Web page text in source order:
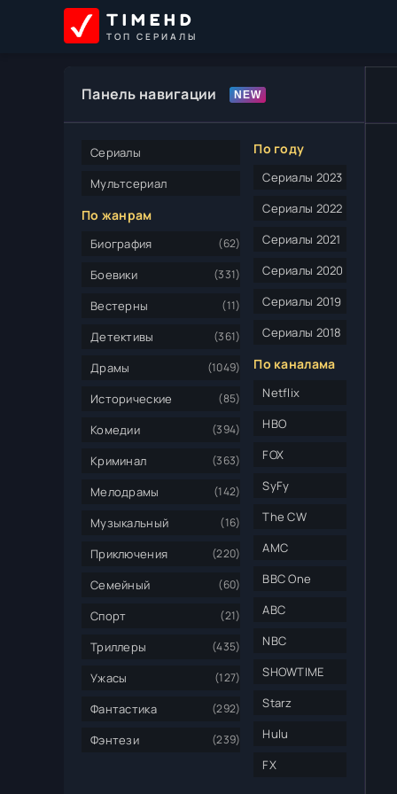
TIMEHD
ТОП СЕРИАЛЫ
Панель навигации
Сериалы
Мультсериал
По жанрам
Биография (62)
Боевики (331)
Вестерны (11)
Детективы (361)
Драмы (1049)
Исторические (85)
Комедии (394)
Криминал (363)
Мелодрамы (142)
Музыкальный (16)
Приключения (220)
Семейный (60)
Спорт (21)
Триллеры (435)
Ужасы (127)
Фантастика (292)
Фэнтези (239)
По году
Сериалы 2023
Сериалы 2022
Сериалы 2021
Сериалы 2020
Сериалы 2019
Сериалы 2018
По каналама
Netflix
HBO
FOX
SyFy
The CW
AMC
BBC One
ABC
NBC
SHOWTIME
Starz
Hulu
FX